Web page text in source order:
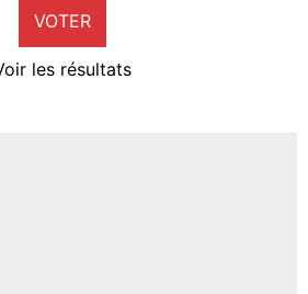
VOTER
les résultats